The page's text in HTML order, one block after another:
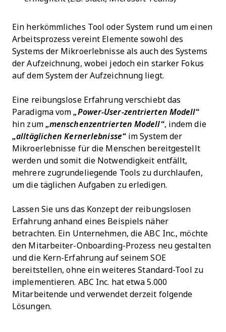
Ein herkömmliches Tool oder System rund um einen
Arbeitsprozess vereint Elemente sowohl des
Systems der Mikroerlebnisse als auch des Systems
der Aufzeichnung, wobei jedoch ein starker Fokus
auf dem System der Aufzeichnung liegt.
Eine reibungslose Erfahrung verschiebt das
Paradigma vom„Power-User-zentrierten Modell“
hin zum „menschenzentrierten Modell“, indem die
„alltäglichen Kernerlebnisse“im System der
Mikroerlebnisse für die Menschen bereitgestellt
werden und somit die Notwendigkeit entfällt,
mehrere zugrundeliegende Tools zu durchlaufen,
um die täglichen Aufgaben zu erledigen.
Lassen Sie uns das Konzept der reibungslosen
Erfahrung anhand eines Beispiels näher
betrachten. Ein Unternehmen, die ABC Inc., möchte
den Mitarbeiter-Onboarding-Prozess neu gestalten
und die Kern-Erfahrung auf seinem SOE
bereitstellen, ohne ein weiteres Standard-Tool zu
implementieren. ABC Inc. hat etwa 5.000
Mitarbeitende und verwendet derzeit folgende
Lösungen.